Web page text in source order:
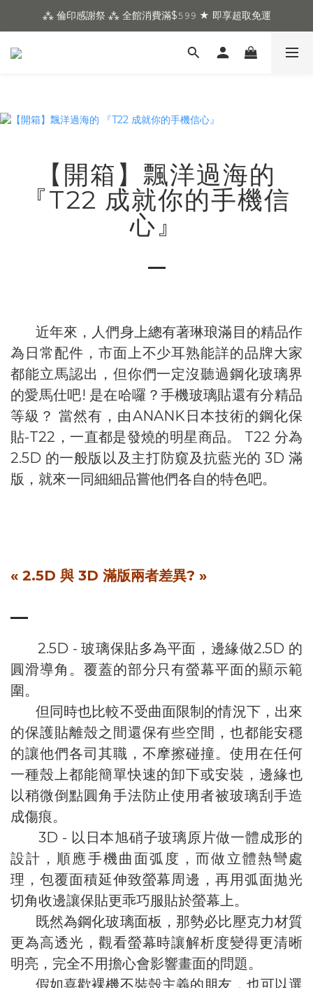
⁂ 倫印感謝祭 ⁂ 全館消費滿$𝟻𝟿𝟿 ★ 即享超取免運
【開箱】飄洋過海的
『T22 成就你的手機信
心』
近年來，人們身上總有著琳琅滿目的精品作
為日常配件，市面上不少耳熟能詳的品牌大家
都能立馬認出，但你們一定沒聽過鋼化玻璃界
的愛馬仕吧! 是在哈囉？手機玻璃貼還有分精品
等級？ 當然有，由ANANK日本技術的鋼化保
貼-T22，一直都是發燒的明星商品。 T22 分為
2.5D 的一般版以及主打防窺及抗藍光的 3D 滿
版，就來一同細細品嘗他們各自的特色吧。
« 2.5D 與 3D 滿版兩者差異? »
2.5D - 玻璃保貼多為平面，邊緣做2.5D 的
圓滑導角。覆蓋的部分只有螢幕平面的顯示範
圍。
但同時也比較不受曲面限制的情況下，出來
的保護貼離殼之間還保有些空間，也都能安穩
的讓他們各司其職，不摩擦碰撞。使用在任何
一種殼上都能簡單快速的卸下或安裝，邊緣也
以稍微倒點圓角手法防止使用者被玻璃刮手造
成傷痕。
3D - 以日本旭硝子玻璃原片做一體成形的
設計，順應手機曲面弧度，而做立體熱彎處
理，包覆面積延伸致螢幕周邊，再用弧面拋光
切角收邊讓保貼更乖巧服貼於螢幕上。
既然為鋼化玻璃面板，那勢必比壓克力材質
更為高透光，觀看螢幕時讓解析度變得更清晰
明亮，完全不用擔心會影響畫面的問題。
假如喜歡裸機不裝殼主義的朋友，也可以選